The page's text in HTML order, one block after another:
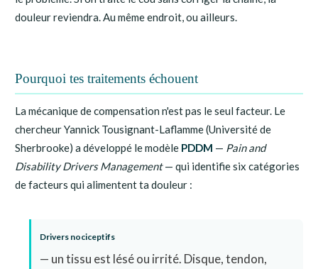
douleur reviendra. Au même endroit, ou ailleurs.
Pourquoi tes traitements échouent
La mécanique de compensation n'est pas le seul facteur. Le
chercheur Yannick Tousignant-Laflamme (Université de
Sherbrooke) a développé le modèle PDDM — Pain and
Disability Drivers Management— qui identifie six catégories
de facteurs qui alimentent ta douleur :
Drivers nociceptifs
— un tissu est lésé ou irrité. Disque, tendon,